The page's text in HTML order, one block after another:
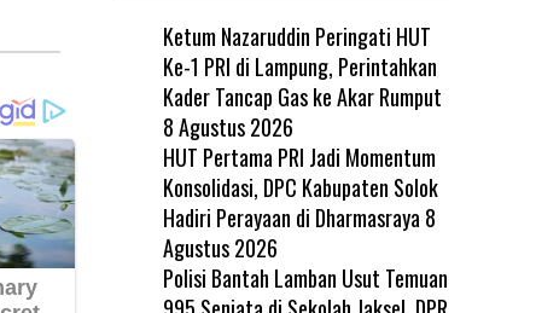
Ketum Nazaruddin Peringati HUT
Ke-1 PRI di Lampung, Perintahkan
Kader Tancap Gas ke Akar Rumput
8 Agustus 2026
HUT Pertama PRI Jadi Momentum
Konsolidasi, DPC Kabupaten Solok
Hadiri Perayaan di Dharmasraya 8
Agustus 2026
Polisi Bantah Lamban Usut Temuan